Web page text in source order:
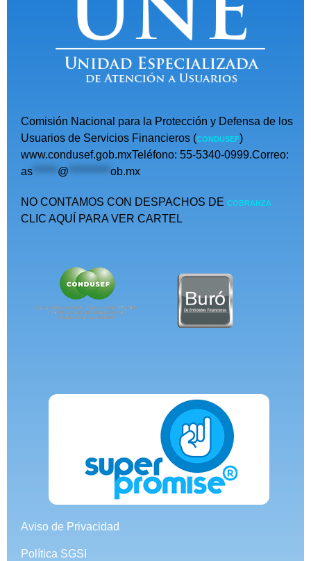
Comisión Nacional para la Protección y Defensa de los
Usuarios de Servicios Financieros (CONDUSEF)
www.condusef.gob.mxTeléfono: 55-5340-0999.Correo:
as ****** @ ********** ob.mx
NO CONTAMOS CON DESPACHOS DE COBRANZA
CLIC AQUÍ PARA VER CARTEL
Aviso de Privacidad
Política SGSI